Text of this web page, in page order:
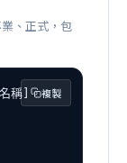
、正式，包
稱]。 複製